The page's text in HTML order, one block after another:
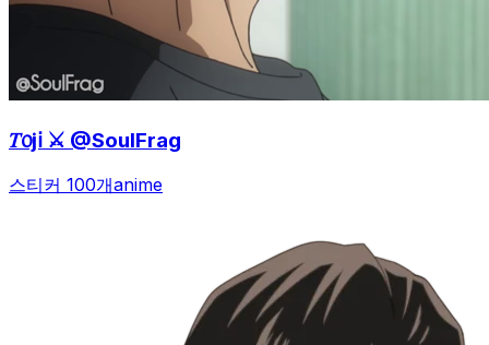
𝑇᥆j𝗂 ⚔️ @SoulFrag
스티커 100개anime